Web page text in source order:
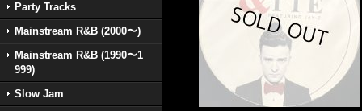
Party Tracks
Mainstream R&B (2000〜)
Mainstream R&B (1990〜1
999)
Slow Jam